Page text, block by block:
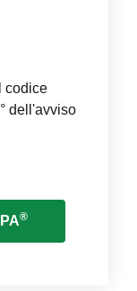
codice
dell'avviso
®